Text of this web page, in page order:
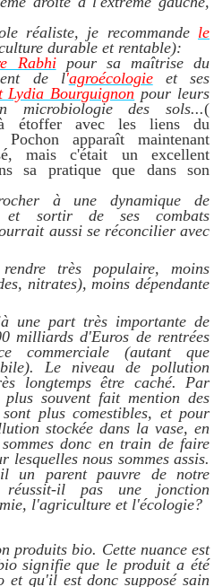
réaliste, je recommande le
durable et rentable):
Rabhipour sa maîtrise du
de l'agroécologieet ses
Lydia Bourguignonpour leurs
microbiologie des sols...(
étoffer avec les liens du
Pochon apparaît maintenant
mais c'était un excellent
sa pratique que dans son
à une dynamique de
et sortir de ses combats
aussi se réconcilier avec
très populaire, moins
nitrates), moins dépendante
une part très importante de
milliards d'Euros de rentrées
commerciale (autant que
Le niveau de pollution
longtemps être caché. Par
souvent fait mention des
plus comestibles, et pour
stockée dans la vase, en
donc en train de faire
nous sommes assis.
un parent pauvre de notre
réussit-il pas une jonction
l'agriculture et l'écologie?
produits bio. Cette nuance est
signifie que le produit a été
et qu'il est donc supposé sain